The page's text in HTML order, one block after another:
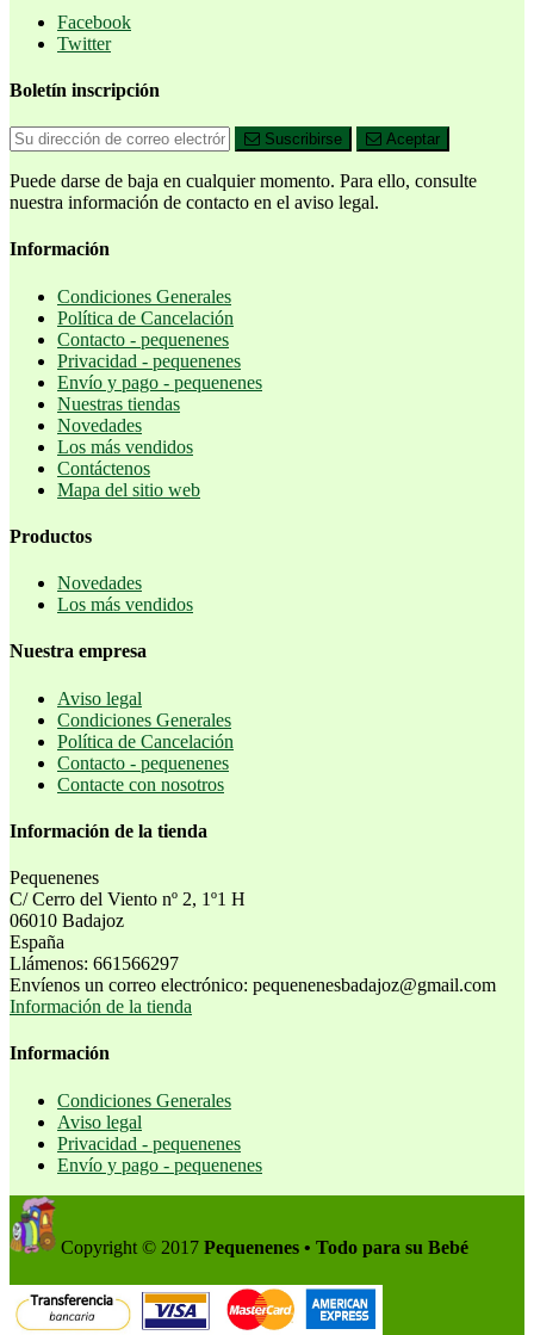
Facebook
Twitter
Boletín inscripción
Suscribirse Aceptar
Puede darse de baja en cualquier momento. Para ello, consulte
nuestra información de contacto en el aviso legal.
Información
Condiciones Generales
Política de Cancelación
Contacto - pequenenes
Privacidad - pequenenes
Envío y pago - pequenenes
Nuestras tiendas
Novedades
Los más vendidos
Contáctenos
Mapa del sitio web
Productos
Novedades
Los más vendidos
Nuestra empresa
Aviso legal
Condiciones Generales
Política de Cancelación
Contacto - pequenenes
Contacte con nosotros
Información de la tienda
Pequenenes
C/ Cerro del Viento nº 2, 1º1 H
06010 Badajoz
España
Llámenos: 661566297
Envíenos un correo electrónico: pequenenesbadajoz@gmail.com
Información de la tienda
Información
Condiciones Generales
Aviso legal
Privacidad - pequenenes
Envío y pago - pequenenes
Copyright © 2017 Pequenenes • Todo para su Bebé